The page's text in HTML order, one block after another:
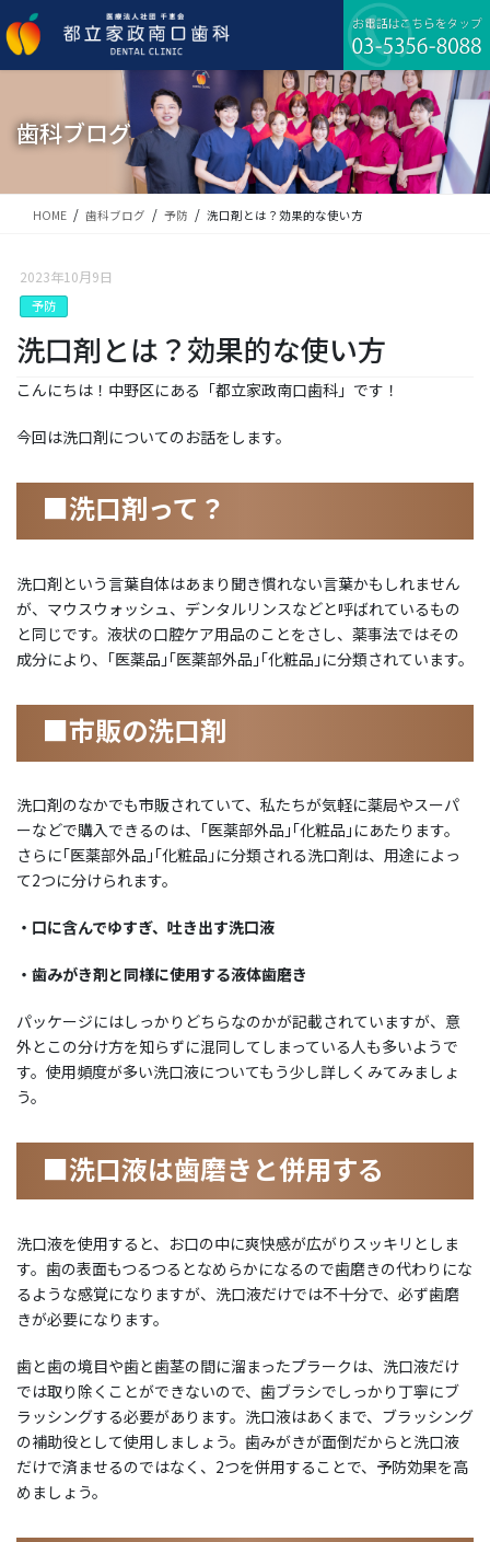
ン
テ
ビ
ゲ
移
歯科ブログ
HOME 歯科ブログ 予防 洗口剤とは？効果的な使い方
2023年10月9日
予防
洗口剤とは？効果的な使い方
こんにちは！中野区にある「都立家政南口歯科」です！
今回は洗口剤についてのお話をします。
■洗口剤って？
洗口剤という言葉自体はあまり聞き慣れない言葉かもしれません
が、マウスウォッシュ、デンタルリンスなどと呼ばれているもの
と同じです。液状の口腔ケア用品のことをさし、薬事法ではその
成分により、｢医薬品｣｢医薬部外品｣｢化粧品｣に分類されています。
■市販の洗口剤
洗口剤のなかでも市販されていて、私たちが気軽に薬局やスーパ
ーなどで購入できるのは、｢医薬部外品｣｢化粧品｣にあたります。
さらに｢医薬部外品｣｢化粧品｣に分類される洗口剤は、用途によっ
て2つに分けられます。
・口に含んでゆすぎ、吐き出す洗口液
・歯みがき剤と同様に使用する液体歯磨き
パッケージにはしっかりどちらなのかが記載されていますが、意
外とこの分け方を知らずに混同してしまっている人も多いようで
す。使用頻度が多い洗口液についてもう少し詳しくみてみましょ
う。
■洗口液は歯磨きと併用する
洗口液を使用すると、お口の中に爽快感が広がりスッキリとしま
す。歯の表面もつるつるとなめらかになるので歯磨きの代わりにな
るような感覚になりますが、洗口液だけでは不十分で、必ず歯磨
きが必要になります。
歯と歯の境目や歯と歯茎の間に溜まったプラークは、洗口液だけ
では取り除くことができないので、歯ブラシでしっかり丁寧にブ
ラッシングする必要があります。洗口液はあくまで、ブラッシング
の補助役として使用しましょう。歯みがきが面倒だからと洗口液
だけで済ませるのではなく、2つを併用することで、予防効果を高
めましょう。